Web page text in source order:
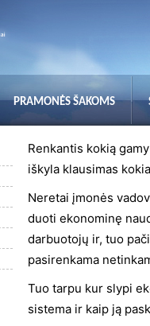
PRAMONĖS ŠAKOMS
Renkantis kokią
iškyla klausimas
Neretai įmonės
duoti ekonominę
darbuotojų ir, tuo
pasirenkama
Tuo tarpu kur slypi
sistema ir kaip ją